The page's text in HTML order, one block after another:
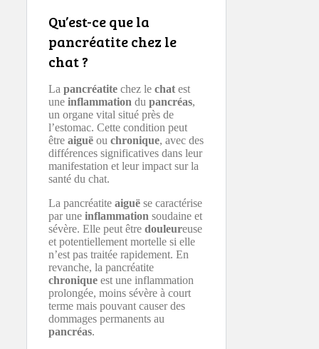
Qu’est-ce que la
pancréatite chez le
chat ?
La pancréatite chez le chat est
une inflammation du pancréas,
un organe vital situé près de
l’estomac. Cette condition peut
être aiguë ou chronique, avec des
différences significatives dans leur
manifestation et leur impact sur la
santé du chat.
La pancréatite aiguë se caractérise
par une inflammation soudaine et
sévère. Elle peut être douleureuse
et potentiellement mortelle si elle
n’est pas traitée rapidement. En
revanche, la pancréatite
chronique est une inflammation
prolongée, moins sévère à court
terme mais pouvant causer des
dommages permanents au
pancréas.